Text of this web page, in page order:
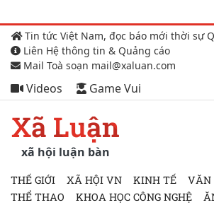
Tin tức Việt Nam, đọc báo mới thời sự
Liên Hệ thông tin & Quảng cáo
Mail Toà soạn mail@xaluan.com
Videos Game Vui
Xã Luận
xã hội luận bàn
THẾ GIỚI XÃ HỘI VN KINH TẾ
VĂN
THỂ THAO
KHOA HỌC CÔNG NGHỆ